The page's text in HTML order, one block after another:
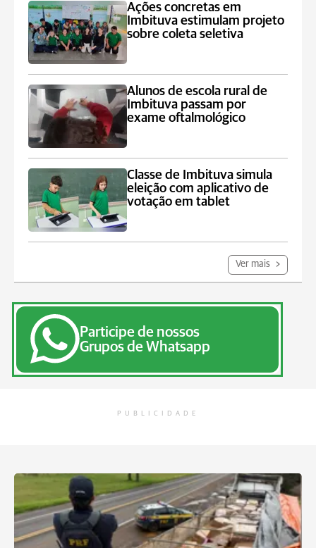
Ações concretas em
Imbituva estimulam projeto
sobre coleta seletiva
Alunos de escola rural de
Imbituva passam por
exame oftalmológico
Classe de Imbituva simula
eleição com aplicativo de
votação em tablet
Ver mais
Participe de nossos
Grupos de Whatsapp
PUBLICIDADE